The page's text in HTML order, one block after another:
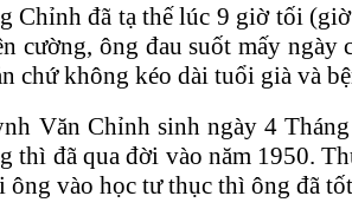
Chỉnh đã tạ thế lúc 9 giờ tối
cường, ông đau suốt mấy
chứ không kéo dài tuổi già và
Văn Chỉnh sinh ngày 4
thì đã qua đời vào năm 1950.
vào học tư thục thì ông đã